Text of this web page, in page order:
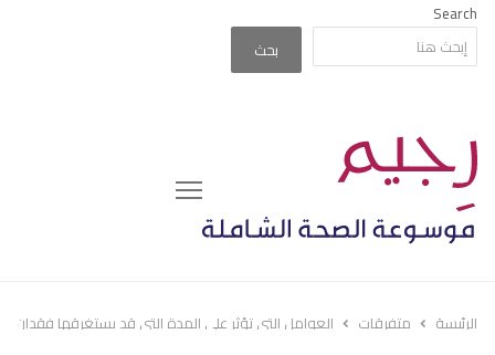
Search
بحث
Menu
الرئيسة متفرقات العوامل التي تؤثر على المدة التي قد يستغرقها فقدان